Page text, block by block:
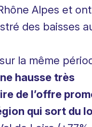
Alpes et
des baisses
la même
hausse très
de l’offre
qui sort du